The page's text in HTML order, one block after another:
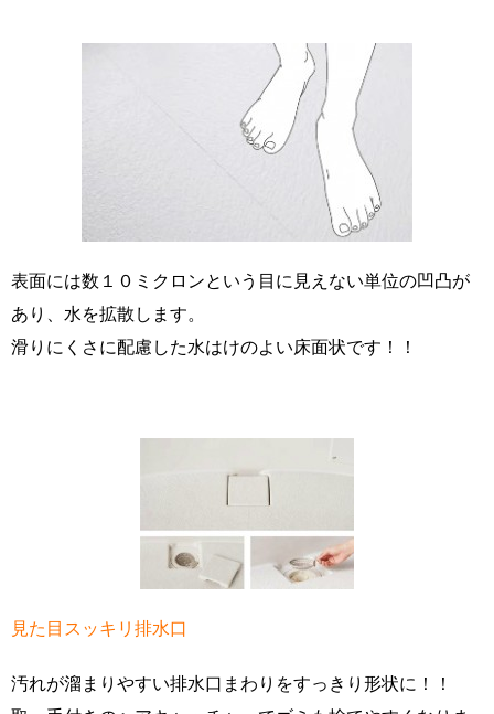
表面には数１０ミクロンという目に見えない単位の凹凸が
あり、水を拡散します。
滑りにくさに配慮した水はけのよい床面状です！！
見た目スッキリ排水口
汚れが溜まりやすい排水口まわりをすっきり形状に！！